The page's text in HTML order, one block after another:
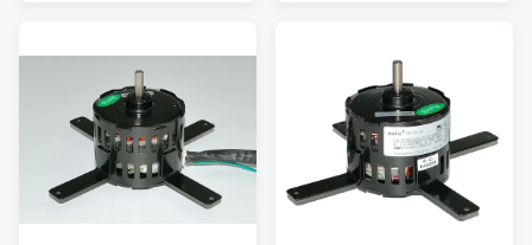
60 1.6 2 3000 TDR-90-2 90 120
120 60 1.65 2 3000 ...
3000 TDR-65-2 65 120 60 0.88
2 3000 TDR-70-2 70 120 60
1.17 2 3000 TDR...